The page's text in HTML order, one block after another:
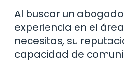
Al buscar un
experiencia en el
necesitas, su
capacidad de